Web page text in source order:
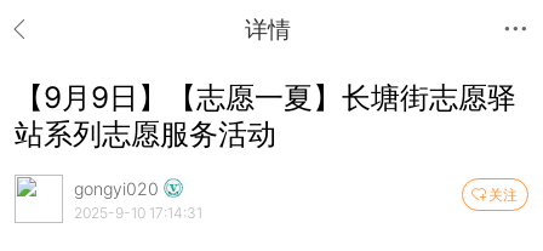
详情
【9月9日】【志愿一夏】长塘街志愿驿
站系列志愿服务活动
关注
gongyi020
2025-9-10 17:14:31